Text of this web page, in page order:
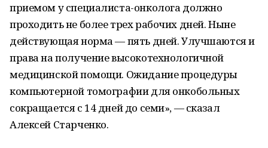
приемом у специалиста-онколога должно
проходить не более трех рабочих дней. Ныне
действующая норма — пять дней. Улучшаются и
права на получение высокотехнологичной
медицинской помощи. Ожидание процедуры
компьютерной томографии для онкобольных
сокращается с 14 дней до семи», — сказал
Алексей Старченко.